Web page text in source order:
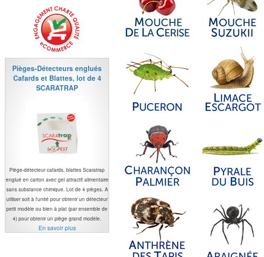
Pièges-Détecteurs englués
Cafards et Blattes, lot de 4
SCARATRAP
Piège-détecteur cafards, blattes Scaratrap
englué en carton avec gel attractif alimentaire
sans substance chimique. Lot de 4 pièges. A
utiliser soit à l'unité pour obtenir un détecteur
petit modèle ou bien à plat (par ensemble de
4) pour obtenir un piège grand modèle.
En savoir plus